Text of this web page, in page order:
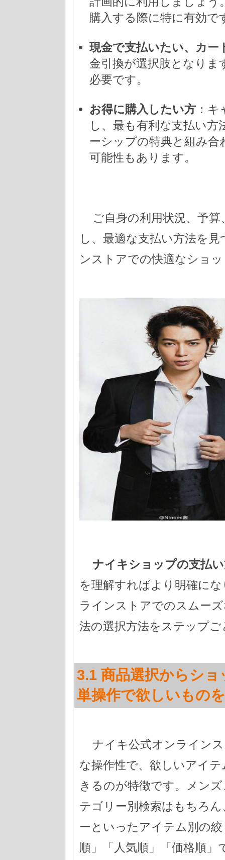
購入する際に特に有効で
現金で支払いたい、カー
金引換が選択肢となりま
必要です。
お得に購入したい方 ：
し、最も有利な支払い
ーシップの特典と組み
可能性もあります。
ご自身の利用状況、予
し、最適な支払い方法を
ンストアでの快適なショ
ナイキショップの支払
を理解すればより明確に
ラインストアでのスムー
法の選択方法をステップ
3.1 商品選択からシ
単操作で欲しいもの
ナイキ公式オンライン
な操作性で、欲しいアイ
きるのが特徴です。メン
テゴリー別検索はもちろ
ーといったアイテム別の
順」「人気順」「価格順